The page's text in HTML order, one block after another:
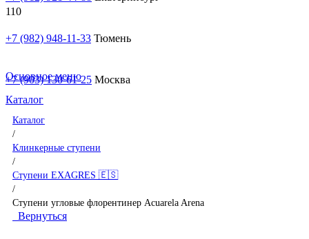
+7 (982) 948-11-33 Тюмень
+7 (903) 130-61-25 Москва
Основное меню
Каталог
Каталог
/
Клинкерные ступени
/
Ступени EXAGRES 🇪🇸
/
Ступени угловые флорентинер Acuarela Arena
Вернуться